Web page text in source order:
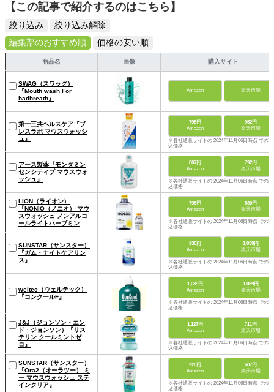
【この記事で紹介するのはこちら】
絞り込み
絞り込み解除
編集部のおすすめ順
価格の安い順
商品名 画像 購入サイト
SWAG（スワッグ）
『Mouth wash For
badbreath』
Amazon 楽天市場
第一三共ヘルスケア『ブ
レスラボ マウスウォッシ
ュ』
798円
Amazon
952円
楽天市場
※各社通販サイトの 2024年11月06日時点 での税
込価格
アース製薬『モンダミン
センシティブ マウスウォ
ッシュ』
807円
Amazon
792円
楽天市場
※各社通販サイトの 2024年11月06日時点 での税
込価格
LION（ライオン）
『NONIO（ノニオ） マウ
スウォッシュ ノンアルコ
ールライトハーブミン
798円
Amazon
580円
楽天市場
※各社通販サイトの 2024年11月06日時点 での税
込価格
SUNSTAR（サンスター）
『ガム・ナイトケアリン
ス』
936円
Amazon
1,038円
楽天市場
※各社通販サイトの 2024年11月06日時点 での税
込価格
weltec（ウェルテック）
『コンクールF』
1,039円
Amazon
1,089円
楽天市場
※各社通販サイトの 2024年11月06日時点 での税
込価格
J&J（ジョンソン・エン
ド・ジョンソン）『リス
テリン クールミントゼ
ロ』
1,127円
Amazon
711円
楽天市場
※各社通販サイトの 2024年11月06日時点 での税
込価格
SUNSTAR（サンスター）
『Ora2（オーラツー） ミ
ー マウスウォッシュ ステ
インクリア』
920円
Amazon
507円
楽天市場
※各社通販サイトの 2024年11月06日時点 での税
込価格